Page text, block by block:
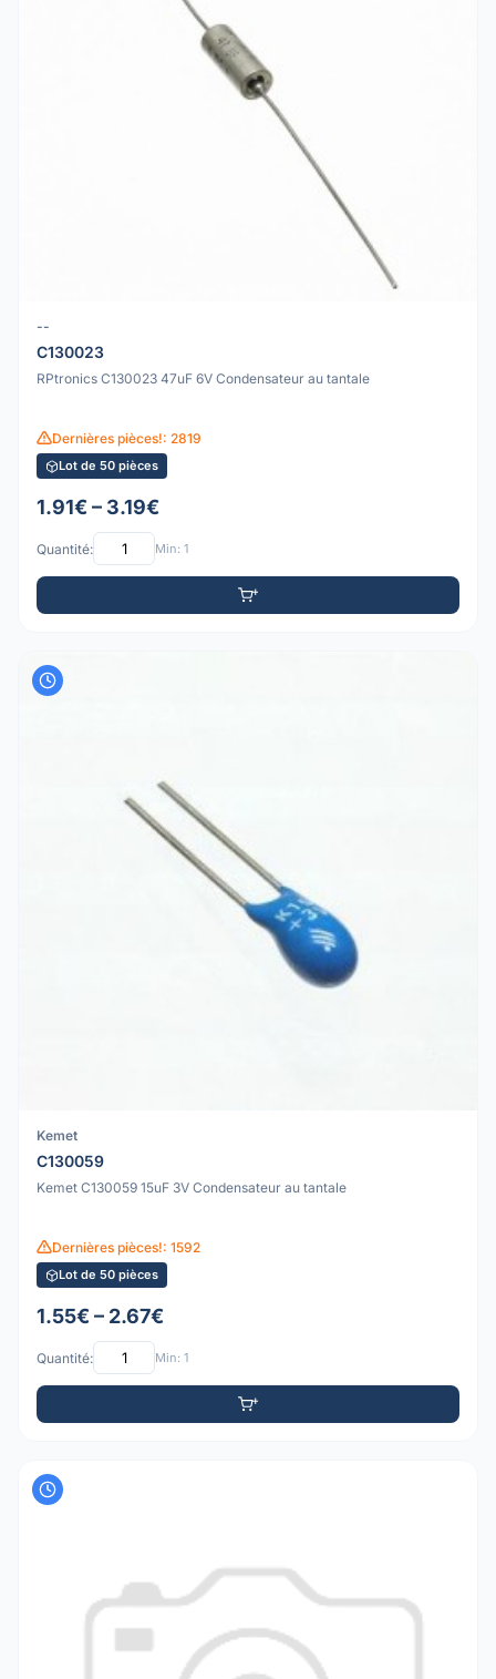
--
C130023
RPtronics C130023 47uF 6V Condensateur au tantale
Dernières pièces!: 2819
Lot de 50 pièces
1.91€ – 3.19€
Quantité: Min: 1
Kemet
C130059
Kemet C130059 15uF 3V Condensateur au tantale
Dernières pièces!: 1592
Lot de 50 pièces
1.55€ – 2.67€
Quantité: Min: 1